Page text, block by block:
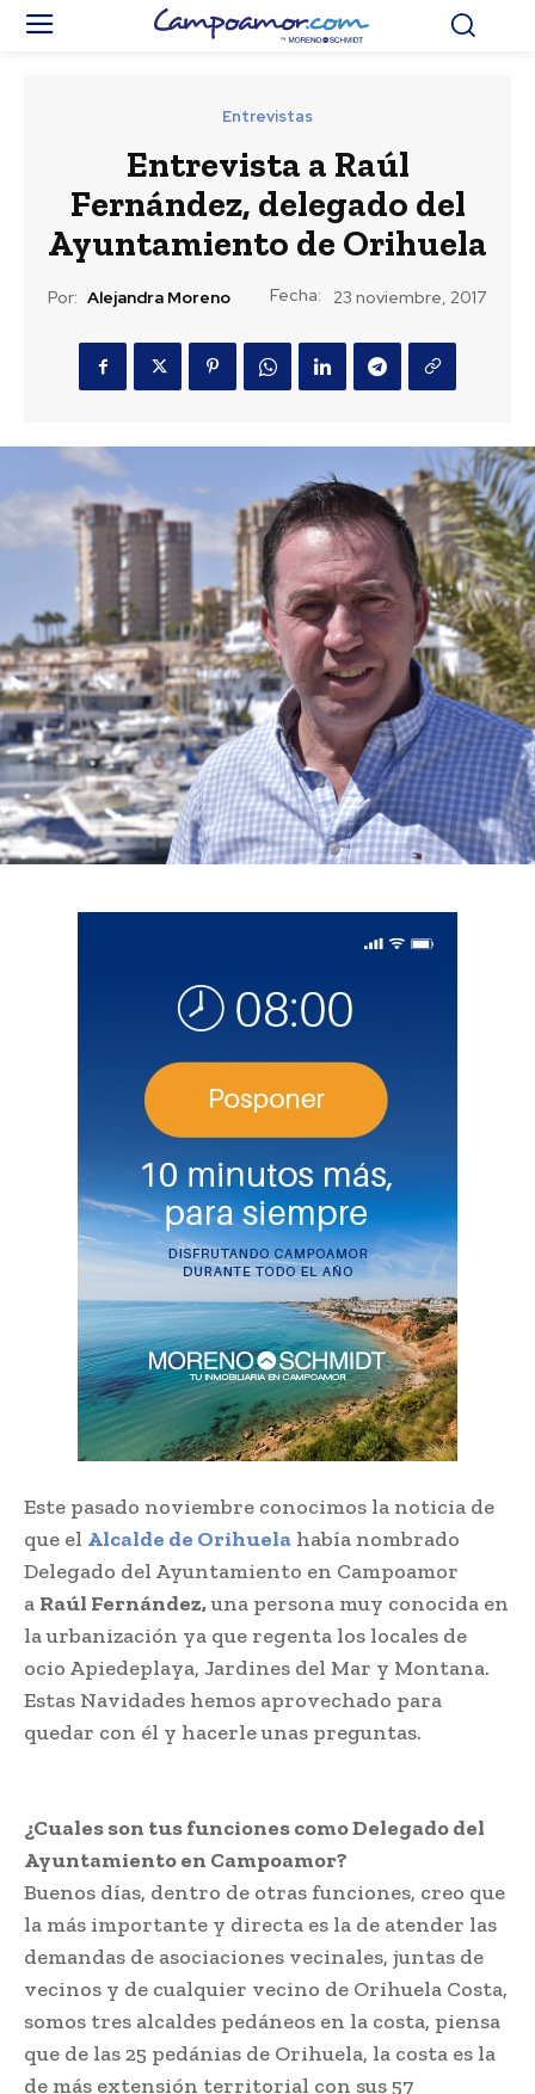
Entrevistas
Entrevista a Raúl
Fernández, delegado del
Ayuntamiento de Orihuela
Por: Alejandra Moreno Fecha: 23 noviembre, 2017
Este pasado noviembre conocimos la noticia de
que el Alcalde de Orihuela había nombrado
Delegado del Ayuntamiento en Campoamor
a Raúl Fernández,una persona muy conocida en
la urbanización ya que regenta los locales de
ocio Apiedeplaya, Jardines del Mar y Montana.
Estas Navidades hemos aprovechado para
quedar con él y hacerle unas preguntas.
¿Cuales son tus funciones como Delegado del
Ayuntamiento en Campoamor?
Buenos días, dentro de otras funciones, creo que
la más importante y directa es la de atender las
demandas de asociaciones vecinales, juntas de
vecinos y de cualquier vecino de Orihuela Costa,
somos tres alcaldes pedáneos en la costa, piensa
que de las 25 pedánias de Orihuela, la costa es la
de más extensión territorial con sus 57